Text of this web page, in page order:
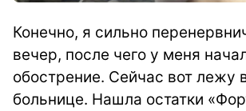
Конечно, я сильно
вечер, после чего у меня
обострение. Сейчас вот лежу
больнице. Нашла остатки